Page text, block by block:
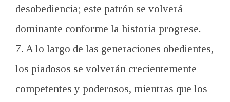
desobediencia; este patrón se volverá
dominante conforme la historia progrese.
7. A lo largo de las generaciones obedientes,
los piadosos se volverán crecientemente
competentes y poderosos, mientras que los